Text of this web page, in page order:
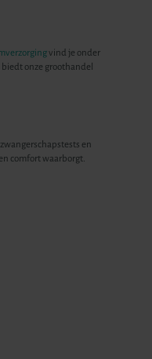
vind je onder
onze groothandel
en
comfort waarborgt.